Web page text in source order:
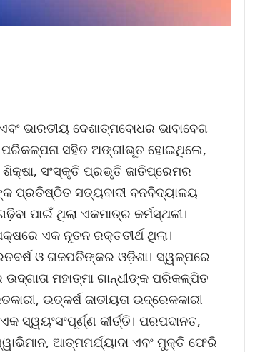
ଭାରତୀୟ ଦେଶାତ୍ମବୋଧର ଭାବାବେଗ
ସହିତ ଅଙ୍ଗୀଭୂତ ହୋଇଥିଲେ,
ଶିକ୍ଷା, ସଂସ୍କୃତି ପ୍ରଭୃତି ଜାତିପ୍ରେମର
ପ୍ରତିଷ୍ଠିତ ସତ୍ୟବାଦୀ ବନବିଦ୍ୟାଳୟ
ପାଇଁ ଥିଲା ଏକମାତ୍ର କର୍ମସ୍ଥଳୀ।
ଏକ ନୂତନ ରକ୍ତତୀର୍ଥ ଥିଲା।
ଓ ଗଜପତିଙ୍କର ଓଡ଼ିଶା। ସ୍ୱଳ୍ପରେ
ମହାତ୍ମା ଗାନ୍ଧୀଙ୍କ ପରିକଳ୍ପିତ
ଉତ୍କର୍ଷ ଜାତୀୟତା ଉଦ୍ରେକକାରୀ
ସ୍ୱୟଂସଂପୂର୍ଣ୍ଣ କୀର୍ତ୍ତି। ପରପଦାନତ,
ଆତ୍ମମର୍ଯ୍ୟାଦା ଏବଂ ମୁକ୍ତି ଫେରି